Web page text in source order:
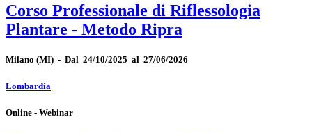
Corso Professionale di Riflessologia
Plantare - Metodo Ripra
Milano (MI) - Dal 24/10/2025 al 27/06/2026
Lombardia
Online - Webinar